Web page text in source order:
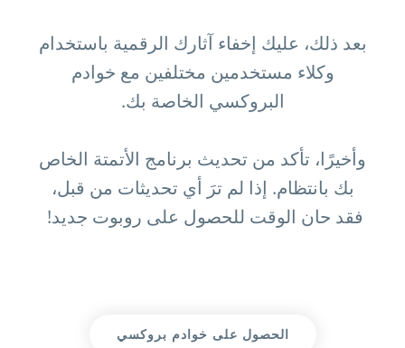
بعد ذلك، عليك إخفاء آثارك الرقمية باستخدام
وكلاء مستخدمين مختلفين مع خوادم
البروكسي الخاصة بك.
وأخيرًا، تأكد من تحديث برنامج الأتمتة الخاص
بك بانتظام. إذا لم ترَ أي تحديثات من قبل،
فقد حان الوقت للحصول على روبوت جديد!
الحصول على خوادم بروكسي